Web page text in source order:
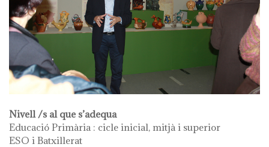
Nivell /s al que s’adequa
Educació Primària : cicle inicial, mitjà i superior
ESO i Batxillerat